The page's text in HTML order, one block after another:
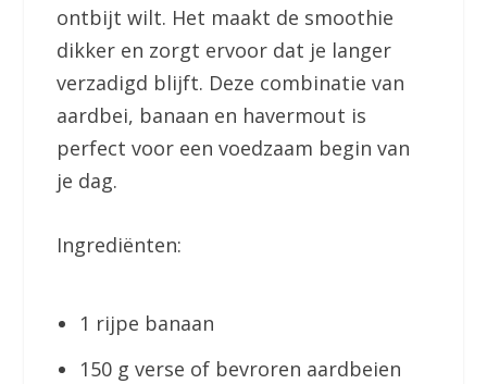
ontbijt wilt. Het maakt de smoothie
dikker en zorgt ervoor dat je langer
verzadigd blijft. Deze combinatie van
aardbei, banaan en havermout is
perfect voor een voedzaam begin van
je dag.
Ingrediënten:
1 rijpe banaan
150 g verse of bevroren aardbeien